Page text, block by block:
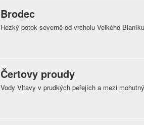
Brodec
Hezký potok severně od vrcholu Velkého Blaníku
Čertovy proudy
Vody Vltavy v prudkých peřejích a mezi